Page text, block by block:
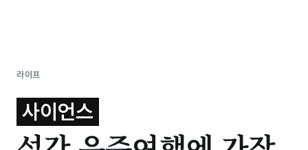
라이프
사이언스